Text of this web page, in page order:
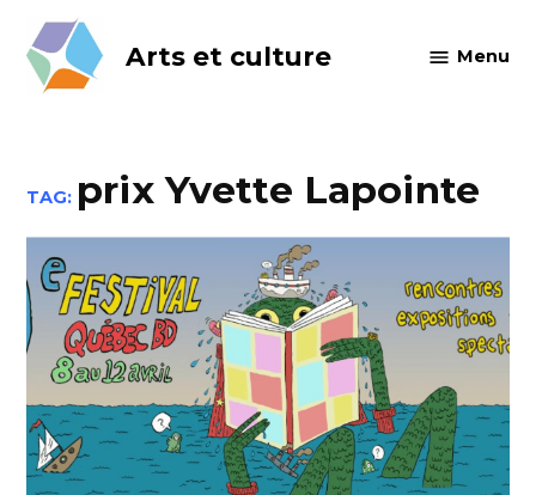
content
Arts et culture Menu
TAG: prix Yvette Lapointe